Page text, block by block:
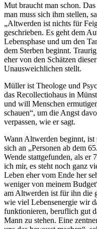
Mut braucht man schon.
man muss sich ihm stellen,
„Altwerden ist nichts für
geschrieben. Es geht dem
Lebensphase und um den
dem Sterben beginnt.
eher von den Schätzen
Unausweichlichen stellt.
Müller ist Theologe und
das Recollectiohaus in
und will Menschen
schauen“, um die Angst
verpassen, wie er sagt.
Wann Altwerden beginnt,
sich an „Personen ab dem
Wende stattgefunden, als er
ich mir, es steht noch ganz
Leben eher vom Ende her
weniger von meinem
am Altwerden ist für ihn die
wie viel Lebensenergie wir
funktionieren, beruflich gut
Mann zu stehen. Eine